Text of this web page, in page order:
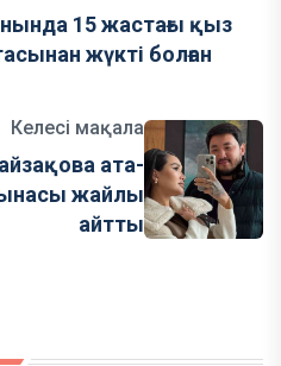
15 жастағы қыз
жүкті болған
Келесі мақала
ата-
жайлы
айтты